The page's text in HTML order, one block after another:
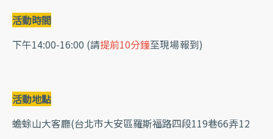
活動時間
下午14:00-16:00 (請提前10分鐘至現場報到)
活動地點
蟾蜍山大客廳(台北市大安區羅斯福路四段119巷66弄12